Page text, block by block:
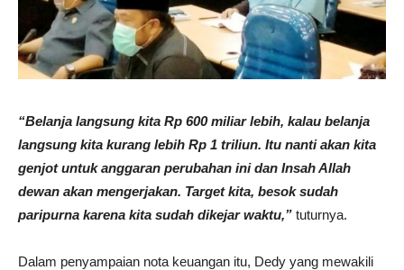
“Belanja langsung kita Rp 600 miliar lebih, kalau belanja
langsung kita kurang lebih Rp 1 triliun. Itu nanti akan kita
genjot untuk anggaran perubahan ini dan Insah Allah
dewan akan mengerjakan. Target kita, besok sudah
paripurna karena kita sudah dikejar waktu,” tuturnya.
Dalam penyampaian nota keuangan itu, Dedy yang mewakili